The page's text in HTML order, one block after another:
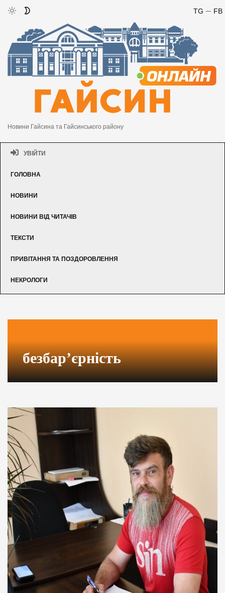
FB
TG
Новини Гайсина та Гайсинського району
УВІЙТИ
ГОЛОВНА
НОВИНИ
НОВИНИ ВІД ЧИТАЧІВ
ТЕКСТИ
ПРИВІТАННЯ ТА ПОЗДОРОВЛЕННЯ
НЕКРОЛОГИ
безбар’єрність